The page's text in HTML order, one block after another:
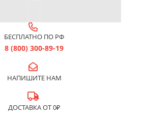
БЕСПЛАТНО ПО РФ
8 (800) 300-89-19
НАПИШИТЕ НАМ
ДОСТАВКА ОТ 0₽